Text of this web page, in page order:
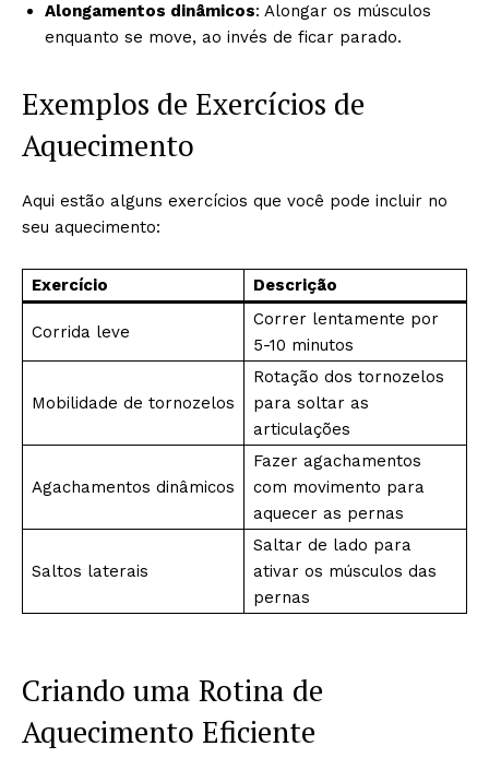
Alongamentos dinâmicos: Alongar os músculos
enquanto se move, ao invés de ficar parado.
Exemplos de Exercícios de
Aquecimento
Aqui estão alguns exercícios que você pode incluir no
seu aquecimento:
Exercício Descrição
Corrida leve
Correr lentamente por
5-10 minutos
Mobilidade de tornozelos
Rotação dos tornozelos
para soltar as
articulações
Agachamentos dinâmicos
Fazer agachamentos
com movimento para
aquecer as pernas
Saltos laterais
Saltar de lado para
ativar os músculos das
pernas
Criando uma Rotina de
Aquecimento Eficiente